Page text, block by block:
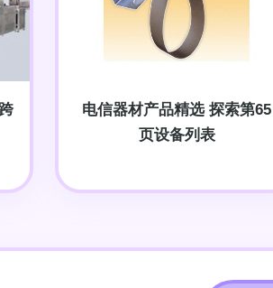
电信器材产品精选 探索第65
页设备列表